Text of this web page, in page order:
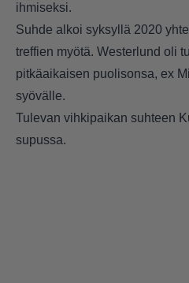
ihmiseksi.
Suhde alkoi syksyllä 2020
treffien myötä. Westerlund oli
pitkäaikaisen puolisonsa, ex
syövälle.
Tulevan vihkipaikan suhteen
supussa.